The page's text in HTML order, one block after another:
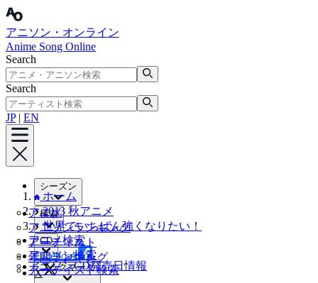
アニソン・オンライン
Anime Song Online
Search
Search
JP| EN
シーズン
アニメ
アニソンランキング
アーティスト
年間ランキング
検索
アニメ検索
アニソン検索
アーティスト検索
CD
アニソンCD発売日情報
ブックマーク
ホーム
2013 秋アニメ
世界でいちばん強くなりたい！
Facebook
X